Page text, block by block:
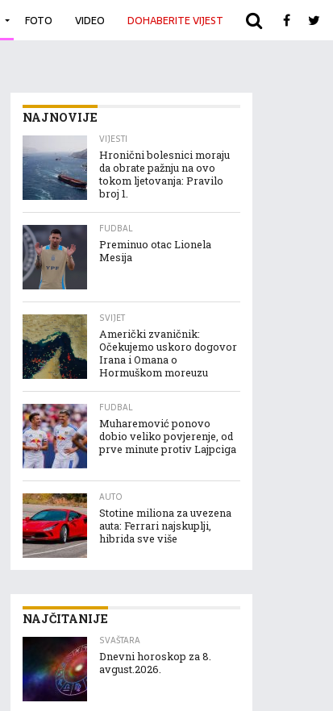
FOTO VIDEO DOHABERITE VIJEST ARHIVA
NAJNOVIJE
VIJESTI
Hronični bolesnici moraju
da obrate pažnju na ovo
tokom ljetovanja: Pravilo
broj 1.
FUDBAL
Preminuo otac Lionela
Mesija
SVIJET
Američki zvaničnik:
Očekujemo uskoro dogovor
Irana i Omana o
Hormuškom moreuzu
FUDBAL
Muharemović ponovo
dobio veliko povjerenje, od
prve minute protiv Lajpciga
AUTO
Stotine miliona za uvezena
auta: Ferrari najskuplji,
hibrida sve više
NAJČITANIJE
SVAŠTARA
Dnevni horoskop za 8.
avgust.2026.